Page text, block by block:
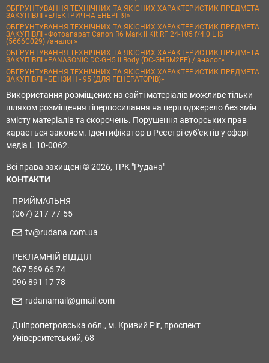
ОБҐРУНТУВАННЯ ТЕХНІЧНИХ ТА ЯКІСНИХ ХАРАКТЕРИСТИК ПРЕДМЕТА
ЗАКУПІВЛІ «ЕЛЕКТРИЧНА ЕНЕРГІЯ»
ОБҐРУНТУВАННЯ ТЕХНІЧНИХ ТА ЯКІСНИХ ХАРАКТЕРИСТИК ПРЕДМЕТА
ЗАКУПІВЛІ «Фотоапарат Canon R6 Mark II Kit RF 24-105 f/4.0 L IS
(5666C029) /аналог»
ОБҐРУНТУВАННЯ ТЕХНІЧНИХ ТА ЯКІСНИХ ХАРАКТЕРИСТИК ПРЕДМЕТА
ЗАКУПІВЛІ «PANASONIC DC-GH5 II Body (DC-GH5M2EE) / аналог»
ОБҐРУНТУВАННЯ ТЕХНІЧНИХ ТА ЯКІСНИХ ХАРАКТЕРИСТИК ПРЕДМЕТА
ЗАКУПІВЛІ «БЕНЗИН - 95 (ДЛЯ ГЕНЕРАТОРІВ)»
Використання розміщених на сайті матеріалів можливе тільки
шляхом розміщення гіперпосилання на першоджерело без змін
змісту матеріалів та скорочень. Порушення авторських прав
карається законом. Ідентифікатор в Реєстрі суб'єктів у сфері
медіа L 10-0062.
Всі права захищені © 2026, ТРК "Рудана"
КОНТАКТИ
ПРИЙМАЛЬНЯ
(067) 217-77-55
tv@rudana.com.ua
РЕКЛАМНІЙ ВІДДІЛ
067 569 66 74
096 891 17 78
rudanamail@gmail.com
Дніпропетровська обл., м. Кривий Ріг, проспект
Університетський, 68